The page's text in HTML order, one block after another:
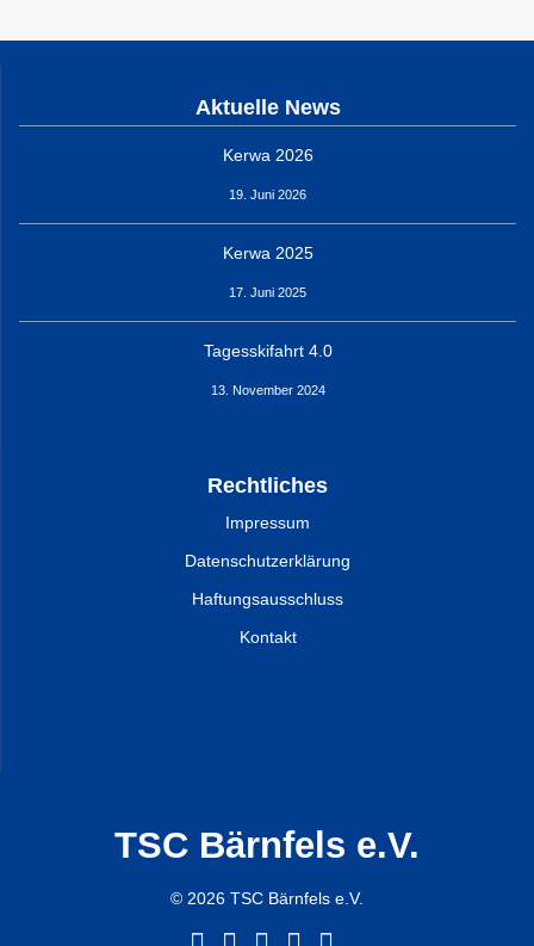
Aktuelle News
Kerwa 2026
19. Juni 2026
Kerwa 2025
17. Juni 2025
Tagesskifahrt 4.0
13. November 2024
Rechtliches
Impressum
Datenschutzerklärung
Haftungsausschluss
Kontakt
TSC Bärnfels e.V.
© 2026 TSC Bärnfels e.V.